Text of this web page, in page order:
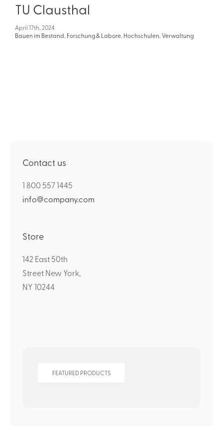
TU Clausthal
April 17th, 2024
Bauen im Bestand, Forschung & Labore, Hochschulen,Verwaltung
Contact us
1 800 557 1445
info@company.com
Store
142 East 50th
Street New York,
NY 10244
FEATURED PRODUCTS